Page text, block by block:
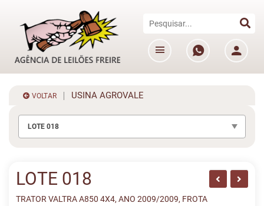
VOLTAR USINA AGROVALE
LOTE 018
LOTE 018
TRATOR VALTRA A850 4X4, ANO 2009/2009, FROTA